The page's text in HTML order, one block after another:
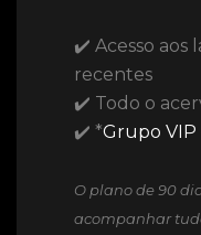
✔️ Acesso aos
recentes
✔️ Todo o
✔️ *Grupo VIP
O plano de 90
acompanhar